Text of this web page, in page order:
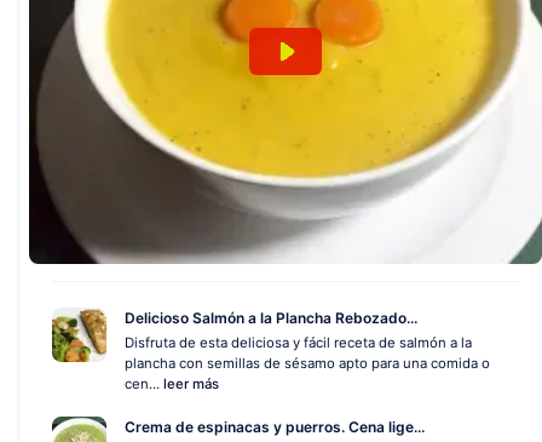
Delicioso Salmón a la Plancha Rebozado...
Disfruta de esta deliciosa y fácil receta de salmón a la
plancha con semillas de sésamo apto para una comida o
cen... leer más
Crema de espinacas y puerros. Cena lige...